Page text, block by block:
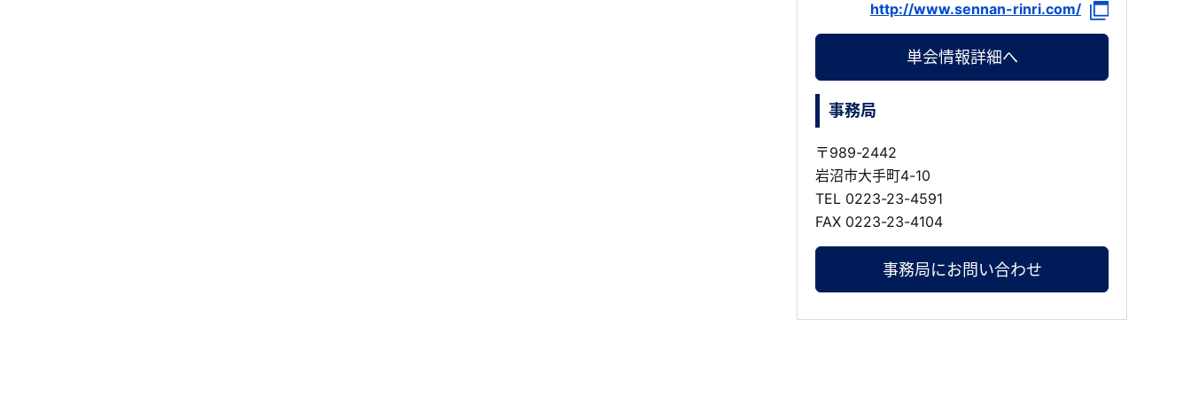
http://www.sennan-rinri.com/
単会情報詳細へ
事務局
〒989-2442
岩沼市大手町4-10
TEL 0223-23-4591
FAX 0223-23-4104
事務局にお問い合わせ